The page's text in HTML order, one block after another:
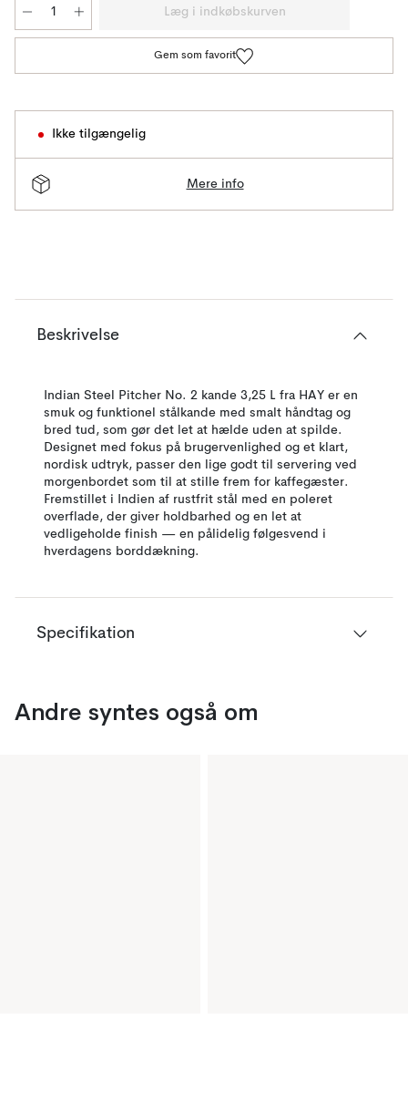
Læg i indkøbskurven
Gem som favorit
Ikke tilgængelig
Mere info
Beskrivelse
Indian Steel Pitcher No. 2 kande 3,25 L fra HAY er en
smuk og funktionel stålkande med smalt håndtag og
bred tud, som gør det let at hælde uden at spilde.
Designet med fokus på brugervenlighed og et klart,
nordisk udtryk, passer den lige godt til servering ved
morgenbordet som til at stille frem for kaffegæster.
Fremstillet i Indien af rustfrit stål med en poleret
overflade, der giver holdbarhed og en let at
vedligeholde finish — en pålidelig følgesvend i
hverdagens borddækning.
Specifikation
Andre syntes også om